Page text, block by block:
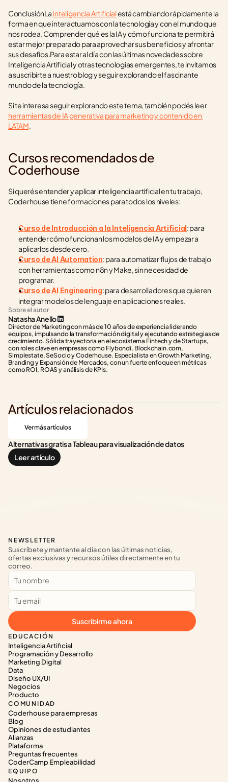
ConclusiónLa Inteligencia Artificial está cambiando rápidamente la
forma en que interactuamos con la tecnología y con el mundo que
nos rodea. Comprender qué es la IA y cómo funciona te permitirá
estar mejor preparado para aprovechar sus beneficios y afrontar
sus desafíos.Para estar al día con las últimas novedades sobre
Inteligencia Artificial y otras tecnologías emergentes, te invitamos
a suscribirte a nuestro blog y seguir explorando el fascinante
mundo de la tecnología.
Si te interesa seguir explorando este tema, también podés leer
herramientas de IA generativa para marketing y contenido en
LATAM.
Cursos recomendados de
Coderhouse
Si querés entender y aplicar inteligencia artificial en tu trabajo,
Coderhouse tiene formaciones para todos los niveles:
Curso de Introducción a la Inteligencia Artificial: para
entender cómo funcionan los modelos de IA y empezar a
aplicarlos desde cero.
Curso de AI Automation: para automatizar flujos de trabajo
con herramientas como n8n y Make, sin necesidad de
programar.
Curso de AI Engineering: para desarrolladores que quieren
integrar modelos de lenguaje en aplicaciones reales.
Sobre el autor
Natasha Anello
Director de Marketing con más de 10 años de experiencia liderando
equipos, impulsando la transformación digital y ejecutando estrategias de
crecimiento. Sólida trayectoria en el ecosistema Fintech y de Startups,
con roles clave en empresas como Flybondi, Blockchain.com,
Simplestate, SeSocio y Coderhouse. Especialista en Growth Marketing,
Branding y Expansión de Mercados, con un fuerte enfoque en métricas
como ROI, ROAS y análisis de KPIs.
Artículos relacionados
Ver más artículos
Alternativas gratis a Tableau para visualización de datos
Leer artículo
EDUCACIÓN
Inteligencia Artificial
Programación y Desarrollo
Marketing Digital
Data
Diseño UX/UI
Negocios
Producto
COMUNIDAD
Coderhouse para empresas
Blog
Opiniones de estudiantes
Alianzas
Plataforma
Preguntas frecuentes
CoderCamp Empleabilidad
EQUIPO
NEWSLETTER
Suscríbete y mantente al día con las últimas noticias,
ofertas exclusivas y recursos útiles directamente en tu
correo.
Suscribirme ahora